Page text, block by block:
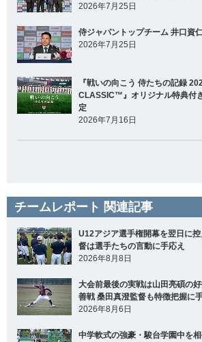
2026年7月25日
侍ジャパントップチーム 井口資
2026年7月25日
『戦いの向こう 侍たちの記録
CLASSIC™』オリジナル特典付
定
2026年7月16日
チームレポート 関連記事
U12アジア選手権開幕を翌日に
督は選手たちの言動に手応え
2026年8月8日
大会前最後の実戦は山田亮碩の
善戦 桑田真澄監督も特徴把握に
2026年8月6日
中学軟式の強豪・駿台学園中を